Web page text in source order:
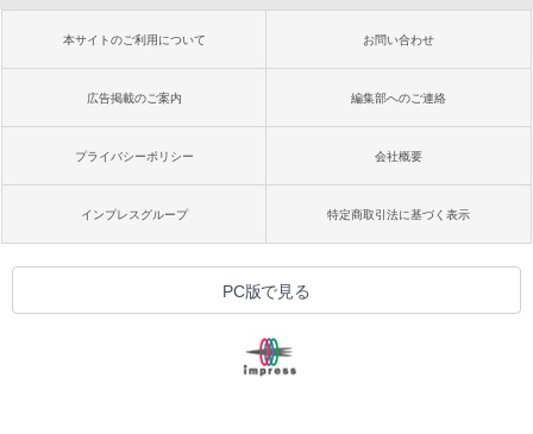
本サイトのご利用について お問い合わせ
広告掲載のご案内 編集部へのご連絡
プライバシーポリシー 会社概要
インプレスグループ 特定商取引法に基づく表示
PC版で見る